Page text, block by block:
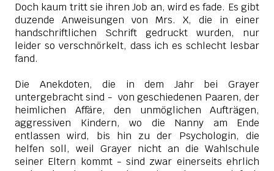
Doch kaum tritt sie ihren Job an, wird es fade. Es gibt
duzende Anweisungen von Mrs. X, die in einer
handschriftlichen Schrift gedruckt wurden, nur
leider so verschnörkelt, dass ich es schlecht lesbar
fand.
Die Anekdoten, die in dem Jahr bei Grayer
untergebracht sind - von geschiedenen Paaren, der
heimlichen Affäre, den unmöglichen Aufträgen,
aggressiven Kindern, wo die Nanny am Ende
entlassen wird, bis hin zu der Psychologin, die
helfen soll, weil Grayer nicht an die Wahlschule
seiner Eltern kommt - sind zwar einerseits ehrlich